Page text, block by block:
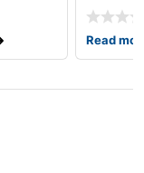
05.-07
Read